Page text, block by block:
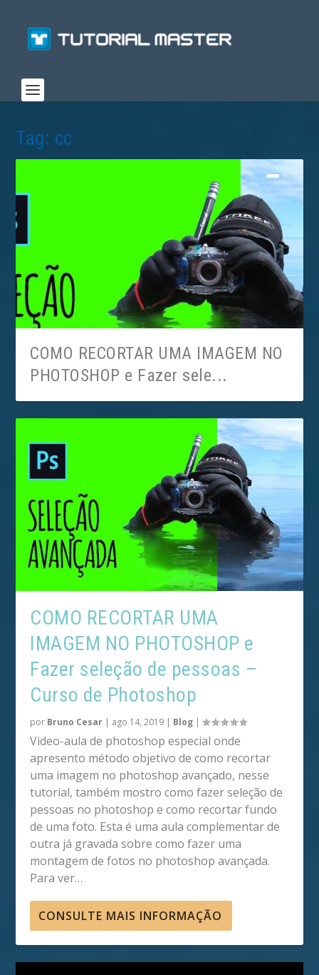
Tag: cc
COMO RECORTAR UMA IMAGEM NO
PHOTOSHOP e Fazer sele...
MAIS FÁCIL! COMO TIRAR OBJETOS
de uma foto no Phot...
COMO RECORTAR UMA
IMAGEM NO PHOTOSHOP e
Fazer seleção de pessoas –
Curso de Photoshop
por Bruno Cesar | ago 14, 2019 | Blog |
Video-aula de photoshop especial onde
apresento método objetivo de como recortar
uma imagem no photoshop avançado, nesse
tutorial, também mostro como fazer seleção de
pessoas no photoshop e como recortar fundo
de uma foto. Esta é uma aula complementar de
outra já gravada sobre como fazer uma
montagem de fotos no photoshop avançada.
Para ver…
CONSULTE MAIS INFORMAÇÃO